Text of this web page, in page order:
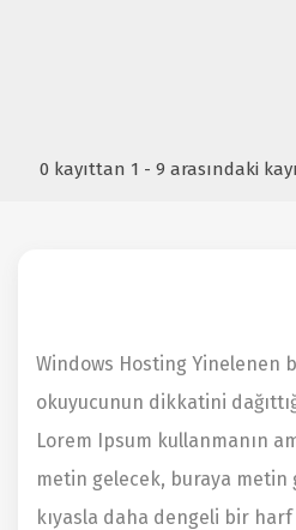
0 kayıttan 1 - 9 arasındaki
Windows Hosting Yinelenen
okuyucunun dikkatini
Lorem Ipsum kullanmanın
metin gelecek, buraya metin
kıyasla daha dengeli bir harf